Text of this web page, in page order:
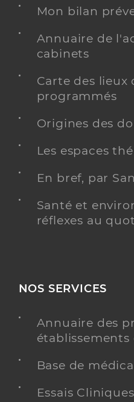
Spécialités
Adresse
12 Rue Raspail, 92300
Type de convention
Conventionné
Infirmier
Professionel
Infirmier
Adresse
56 Rue Jean Jaurès,
Type de convention
Conventionné
Gerez Valerie
Infirmier
Professionel
Infirmier
Adresse
6 Avenue Paul Adam,
Mon bilan
Annuaire de
cabinets
Carte des lieux
programmés
Origines des
Les espaces
En bref, par
Santé et
réflexes au
NOS SERVICES
Annuaire des
établissements
Base de
Essais Cliniques